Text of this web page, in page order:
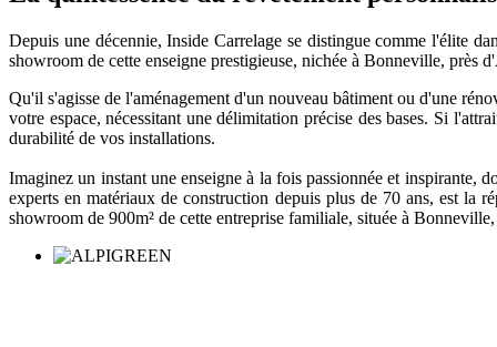
Depuis une décennie, Inside Carrelage se distingue comme l'élite
showroom de cette enseigne prestigieuse, nichée à Bonneville, près
Qu'il s'agisse de l'aménagement d'un nouveau bâtiment ou d'une
votre espace, nécessitant une délimitation précise des bases. Si
durabilité de vos installations.
Imaginez un instant une enseigne à la fois passionnée et inspirante,
experts en matériaux de construction depuis plus de 70 ans, est la
showroom de 900m² de cette entreprise familiale, située à